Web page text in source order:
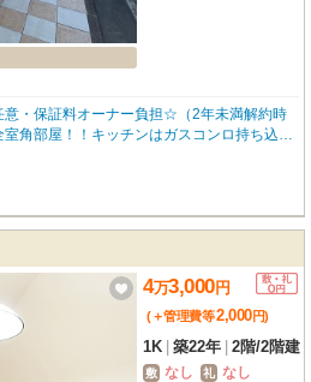
・保証料オーナー負担☆（2年未満解約時
角部屋！！キッチンはガスコンロ持ち込み
、室内洗濯機置き場・独立洗面台ありま
4万3,000円
(＋管理費等2,000円)
1K 築22年 2階/2階建
敷 なし 礼 なし